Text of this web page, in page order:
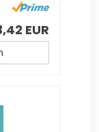
EUR